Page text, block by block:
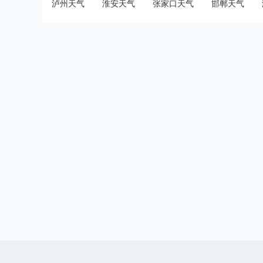
泸州天气 淮安天气 张家口天气 邯郸天气